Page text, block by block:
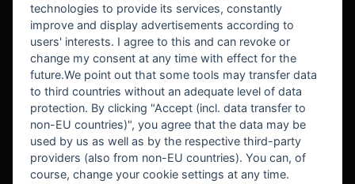
BEKANNT AUS
technologies to provide its services, constantly
improve and display advertisements according to
users' interests. I agree to this and can revoke or
change my consent at any time with effect for the
future.We point out that some tools may transfer data
to third countries without an adequate level of data
protection. By clicking "Accept (incl. data transfer to
non-EU countries)", you agree that the data may be
used by us as well as by the respective third-party
providers (also from non-EU countries). You can, of
course, change your cookie settings at any time.